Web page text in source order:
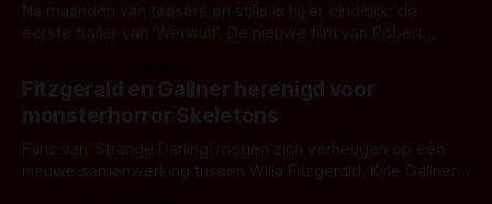
Na maanden van teasers en stills is hij er eindelijk: de
eerste trailer van 'Werwulf'. De nieuwe film van Robert
kille stijl vol folklore en mythe. Het topic deze keer is (kon
het het al raden?)... de weerwolf. Kijk je mee?
Fitzgerald en Gallner herenigd voor
monsterhorror Skeletons
Fans van 'Strange Darling' mogen zich verheugen op een
nieuwe samenwerking tussen Willa Fitzgerald, Kyle Gallner